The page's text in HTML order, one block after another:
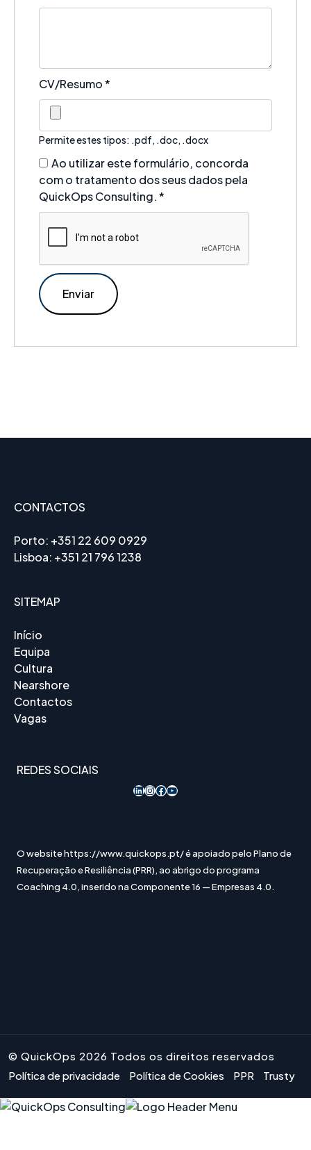
CV/Resumo*
Permite estes tipos: .pdf, .doc, .docx
Ao utilizar este formulário, concorda
com o tratamento dos seus dados pela
QuickOps Consulting.*
CONTACTOS
Porto: +351 22 609 0929
Lisboa: +351 21 796 1238
SITEMAP
Início
Equipa
Cultura
Nearshore
Contactos
Vagas
REDES SOCIAIS
LinkedIn InstagramAcesso ao Facebook YouTube
O website https://www.quickops.pt/ é apoiado pelo Plano de
Recuperação e Resiliência (PRR), ao abrigo do programa
Coaching 4.0, inserido na Componente 16 — Empresas 4.0.
© QuickOps 2026 Todos os direitos reservados
Política de privacidade
Política de Cookies PPR Trusty